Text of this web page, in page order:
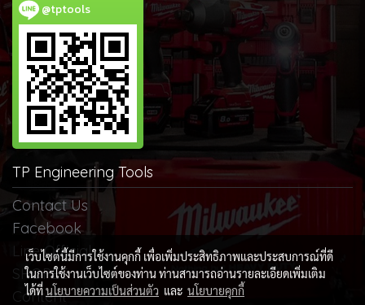
@tptools
TP Engineering Tools
Contact Us
Facebook
Line Official
SHOPEE
Content
เว็บไซต์นี้มีการใช้งานคุกกี้ เพื่อเพิ่มประสิทธิภาพและประสบการณ์ที่ดี
ในการใช้งานเว็บไซต์ของท่าน ท่านสามารถอ่านรายละเอียดเพิ่มเติม
ได้ที่นโยบายความเป็นส่วนตัว และ นโยบายคุกกี้